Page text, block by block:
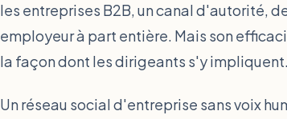
les entreprises B2B, un canal d'autorité,
employeur à part entière. Mais son
la façon dont les dirigeants s'y impliquent.
Un réseau social d'entreprise sans voix